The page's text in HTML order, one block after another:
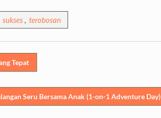
sukses , terobosan
Tepat
Seru Bersama Anak (1-on-1 Adventure Day)